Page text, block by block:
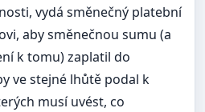
vydá směnečný platební
aby směnečnou sumu (a
k tomu) zaplatil do
ve stejné lhůtě podal k
musí uvést, co